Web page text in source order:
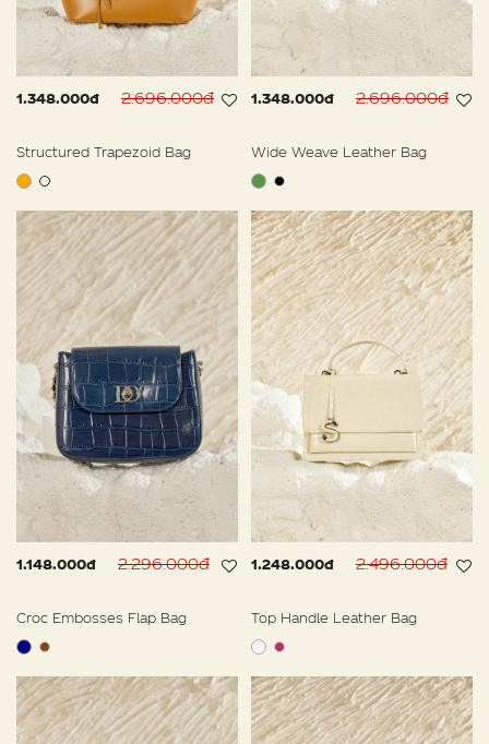
1.348.000đ 2.696.000đ
Structured Trapezoid Bag
1.348.000đ 2.696.000đ
Wide Weave Leather Bag
1.148.000đ 2.296.000đ
Croc Embosses Flap Bag
1.248.000đ 2.496.000đ
Top Handle Leather Bag